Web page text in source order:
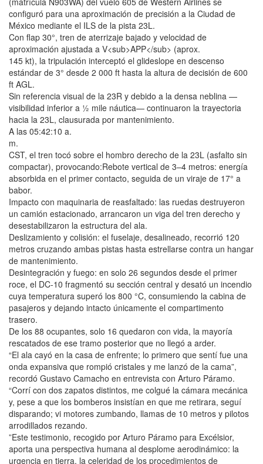
configuró para una aproximación de precisión a la Ciudad de
México mediante el ILS de la pista 23L.
Con flap 30°, tren de aterrizaje bajado y velocidad de
aproximación ajustada a V<sub>APP</sub> (aprox.
145 kt), la tripulación interceptó el glideslope en descenso
estándar de 3° desde 2 000 ft hasta la altura de decisión de 600
ft AGL.
Sin referencia visual de la 23R y debido a la densa neblina —
visibilidad inferior a ½ mile náutica— continuaron la trayectoria
hacia la 23L, clausurada por mantenimiento.
A las 05:42:10 a.
m.
CST, el tren tocó sobre el hombro derecho de la 23L (asfalto sin
compactar), provocando:Rebote vertical de 3–4 metros: energía
absorbida en el primer contacto, seguida de un viraje de 17° a
babor.
Impacto con maquinaria de reasfaltado: las ruedas destruyeron
un camión estacionado, arrancaron un viga del tren derecho y
desestabilizaron la estructura del ala.
Deslizamiento y colisión: el fuselaje, desalineado, recorrió 120
metros cruzando ambas pistas hasta estrellarse contra un hangar
de mantenimiento.
Desintegración y fuego: en solo 26 segundos desde el primer
roce, el DC-10 fragmentó su sección central y desató un incendio
cuya temperatura superó los 800 °C, consumiendo la cabina de
pasajeros y dejando intacto únicamente el compartimento
trasero.
De los 88 ocupantes, solo 16 quedaron con vida, la mayoría
rescatados de ese tramo posterior que no llegó a arder.
“El ala cayó en la casa de enfrente; lo primero que sentí fue una
onda expansiva que rompió cristales y me lanzó de la cama”,
recordó Gustavo Camacho en entrevista con Arturo Páramo.
“Corrí con dos zapatos distintos, me colgué la cámara mecánica
y, pese a que los bomberos insistían en que me retirara, seguí
disparando; vi motores zumbando, llamas de 10 metros y pilotos
arrodillados rezando.
”Este testimonio, recogido por Arturo Páramo para Excélsior,
aporta una perspectiva humana al desplome aerodinámico: la
urgencia en tierra, la celeridad de los procedimientos de